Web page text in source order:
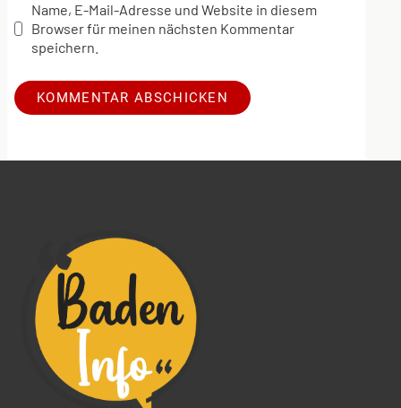
Name, E-Mail-Adresse und Website in diesem
Browser für meinen nächsten Kommentar
speichern.